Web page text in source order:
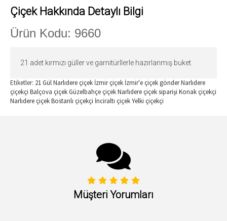
Çiçek Hakkında Detaylı Bilgi
Ürün Kodu: 9660
21 adet kırmızı güller ve garnitürllerle hazırlanmış buket.
Etiketler: 21 Gül Narlıdere çiçek İzmir çiçek İzmir'e çiçek gönderNarlıdere
çiçekçi Balçova çiçekGüzelbahçe çiçekNarlıdere çiçek siparişi Konak çiçekçi
Narlıdere çiçekBostanlı çiçekçi İnciraltı çiçekYelki çiçekçi
Müşteri Yorumları